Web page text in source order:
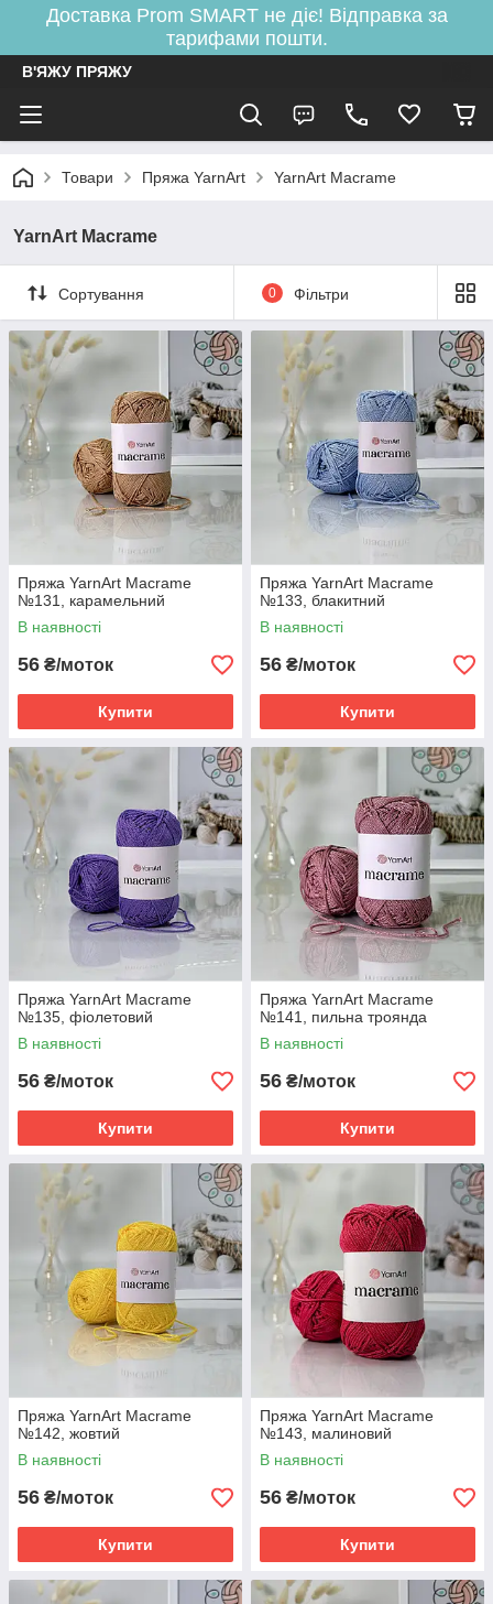
Доставка Prom SMART не діє! Відправка за
тарифами пошти.
В'ЯЖУ ПРЯЖУ
Товари Пряжа YarnArt YarnArt Macrame
YarnArt Macrame
Сортування 0 Фільтри
Пряжа YarnArt Macrame
№131, карамельний
В наявності
56 ₴/моток
Купити
Пряжа YarnArt Macrame
№133, блакитний
В наявності
56 ₴/моток
Купити
Пряжа YarnArt Macrame
№135, фіолетовий
В наявності
56 ₴/моток
Купити
Пряжа YarnArt Macrame
№141, пильна троянда
В наявності
56 ₴/моток
Купити
Пряжа YarnArt Macrame
№142, жовтий
В наявності
56 ₴/моток
Купити
Пряжа YarnArt Macrame
№143, малиновий
В наявності
56 ₴/моток
Купити